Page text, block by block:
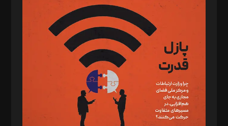
د‌بیر پیوست جهان: مینا پاکدل
د‌بیر تحریریه آنلاین: بابک نقاش
تحریریه‌: مجتبی محمود‌ی، آرش برهمند، یسنا امان‌پور، سروش کرمیان،
مصطفی مسجدی آرانی، ابوالفضل رجبی، زهرا فکرانه، فائزه فتحی
رستمی،مصطفی باستان
ویرایش: نگار استاد‌‌آقا
طراح یونیفرم: مجید توکلی
فیلمبرداری و عکاسی: امیر شفیعی، مانی لطفی زاده
گرافیک و صفحه‌آرایی: سید‌سبحان‌علی ثابت